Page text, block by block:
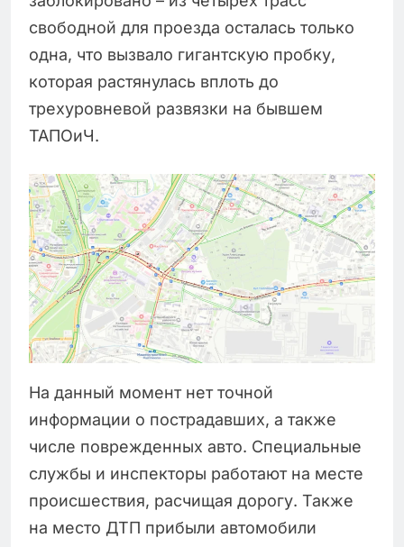
свободной для проезда осталась только
одна, что вызвало гигантскую пробку,
которая растянулась вплоть до
трехуровневой развязки на бывшем
ТАПОиЧ.
На данный момент нет точной
информации о пострадавших, а также
числе поврежденных авто. Специальные
службы и инспекторы работают на месте
происшествия, расчищая дорогу. Также
на место ДТП прибыли автомобили